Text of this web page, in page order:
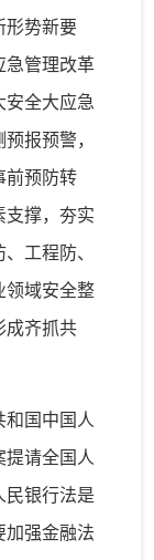
形势新要
急管理改革
安全大应急
报预警，
前预防转
支撑，夯实
工程防、
领域安全整
成齐抓共
和国中国人
提请全国人
民银行法是
加强金融法